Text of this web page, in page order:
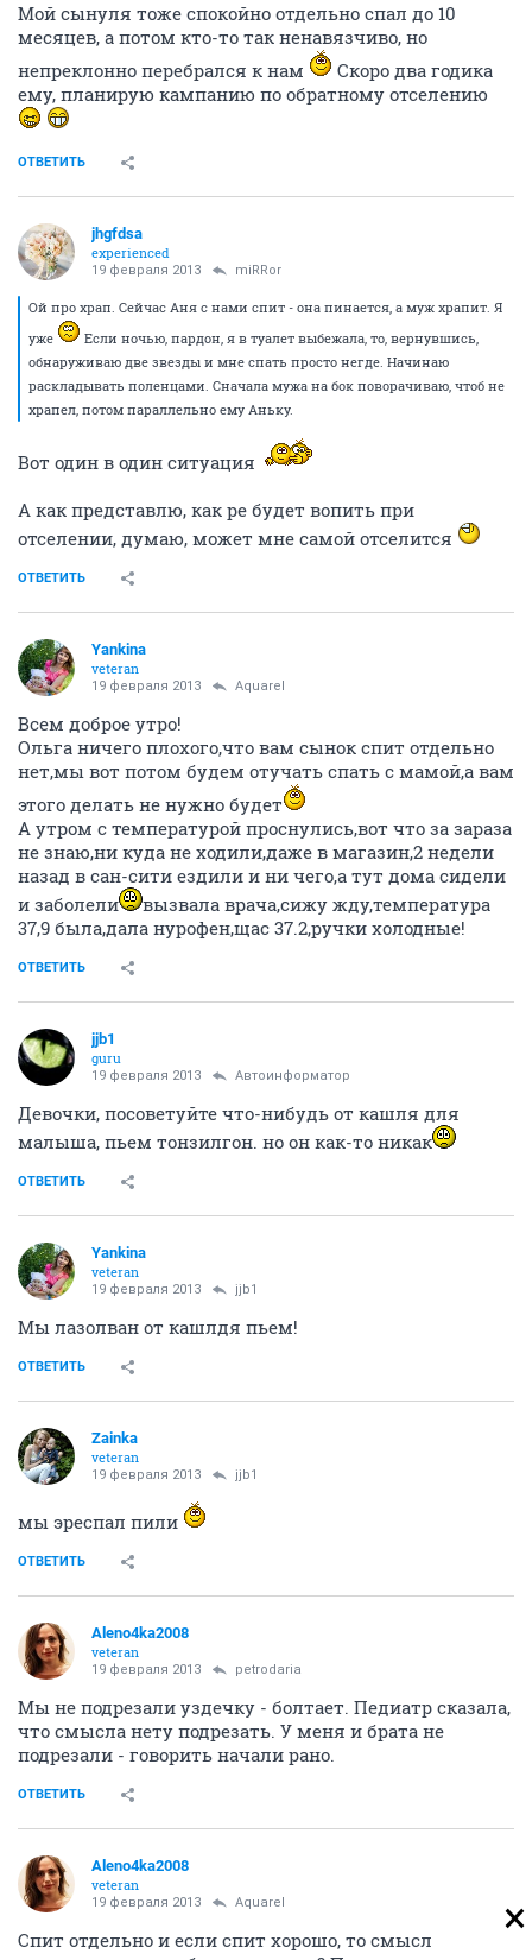
Мой сынуля тоже спокойно отдельно спал до 10
месяцев, а потом кто-то так ненавязчиво, но
непреклонно перебрался к нам
Скоро два годика
ему, планирую кампанию по обратному отселению
ОТВЕТИТЬ
jhgfdsa
experienced
19 февраля 2013 miRRor
Ой про храп. Сейчас Аня с нами спит - она пинается, а муж храпит. Я
уже
Если ночью, пардон, я в туалет выбежала, то, вернувшись,
обнаруживаю две звезды и мне спать просто негде. Начинаю
раскладывать поленцами. Сначала мужа на бок поворачиваю, чтоб не
храпел, потом параллельно ему Аньку.
Вот один в один ситуация
А как представлю, как ре будет вопить при
отселении, думаю, может мне самой отселится
ОТВЕТИТЬ
Yankina
veteran
19 февраля 2013 Аquаrеl
Всем доброе утро!
Ольга ничего плохого,что вам сынок спит отдельно
нет,мы вот потом будем отучать спать с мамой,а вам
этого делать не нужно будет
А утром с температурой проснулись,вот что за зараза
не знаю,ни куда не ходили,даже в магазин,2 недели
назад в сан-сити ездили и ни чего,а тут дома сидели
и заболели
вызвала врача,сижу жду,температура
37,9 была,дала нурофен,щас 37.2,ручки холодные!
ОТВЕТИТЬ
jjb1
guru
19 февраля 2013 Автоинформатор
Девочки, посоветуйте что-нибудь от кашля для
малыша, пьем тонзилгон. но он как-то никак
ОТВЕТИТЬ
Yankina
veteran
19 февраля 2013 jjb1
Мы лазолван от кашлдя пьем!
ОТВЕТИТЬ
Zainka
veteran
19 февраля 2013 jjb1
мы эреспал пили
ОТВЕТИТЬ
Aleno4ka2008
veteran
19 февраля 2013 petrodaria
Мы не подрезали уздечку - болтает. Педиатр сказала,
что смысла нету подрезать. У меня и брата не
подрезали - говорить начали рано.
ОТВЕТИТЬ
Aleno4ka2008
veteran
19 февраля 2013 Аquаrеl
Спит отдельно и если спит хорошо, то смысл